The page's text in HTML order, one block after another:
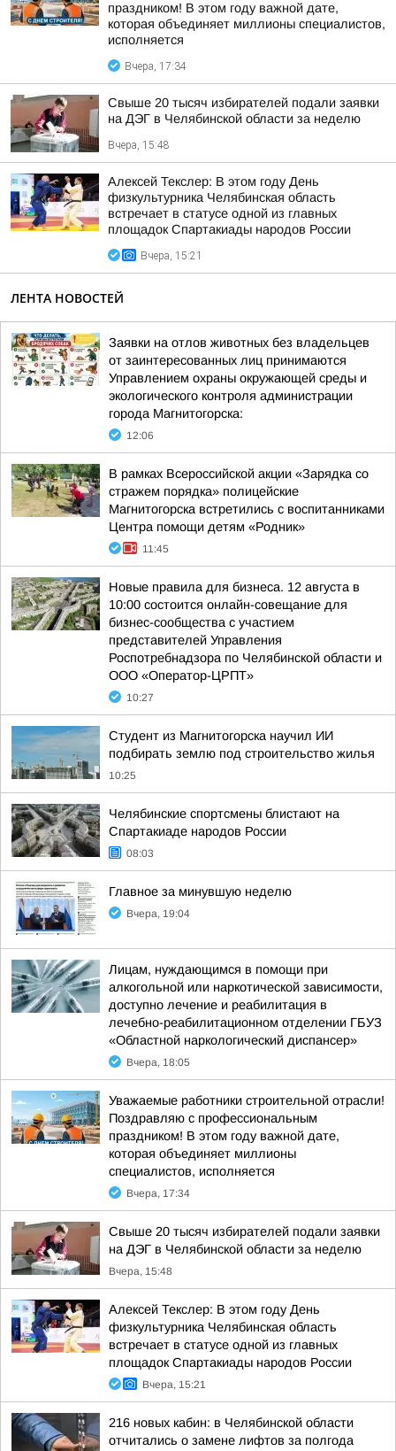
праздником! В этом году важной дате,
которая объединяет миллионы специалистов,
исполняется
Вчера, 17:34
Свыше 20 тысяч избирателей подали заявки
на ДЭГ в Челябинской области за неделю
Вчера, 15:48
Алексей Текслер: В этом году День
физкультурника Челябинская область
встречает в статусе одной из главных
площадок Спартакиады народов России
Вчера, 15:21
ЛЕНТА НОВОСТЕЙ
Заявки на отлов животных без владельцев
от заинтересованных лиц принимаются
Управлением охраны окружающей среды и
экологического контроля администрации
города Магнитогорска:
12:06
В рамках Всероссийской акции «Зарядка со
стражем порядка» полицейские
Магнитогорска встретились с воспитанниками
Центра помощи детям «Родник»
11:45
Новые правила для бизнеса. 12 августа в
10:00 состоится онлайн-совещание для
бизнес-сообщества с участием
представителей Управления
Роспотребнадзора по Челябинской области и
ООО «Оператор-ЦРПТ»
10:27
Студент из Магнитогорска научил ИИ
подбирать землю под строительство жилья
10:25
Челябинские спортсмены блистают на
Спартакиаде народов России
08:03
Главное за минувшую неделю
Вчера, 19:04
Лицам, нуждающимся в помощи при
алкогольной или наркотической зависимости,
доступно лечение и реабилитация в
лечебно-реабилитационном отделении ГБУЗ
«Областной наркологический диспансер»
Вчера, 18:05
Уважаемые работники строительной отрасли!
Поздравляю с профессиональным
праздником! В этом году важной дате,
которая объединяет миллионы
специалистов, исполняется
Вчера, 17:34
Свыше 20 тысяч избирателей подали заявки
на ДЭГ в Челябинской области за неделю
Вчера, 15:48
Алексей Текслер: В этом году День
физкультурника Челябинская область
встречает в статусе одной из главных
площадок Спартакиады народов России
Вчера, 15:21
216 новых кабин: в Челябинской области
отчитались о замене лифтов за полгода